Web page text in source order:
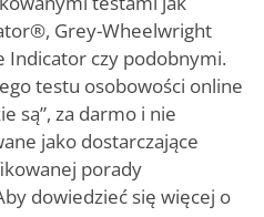
Grey-Wheelwright
Indicator czy podobnymi.
testu osobowości online
są”, za darmo i nie
jako dostarczające
porady
dowiedzieć się więcej o